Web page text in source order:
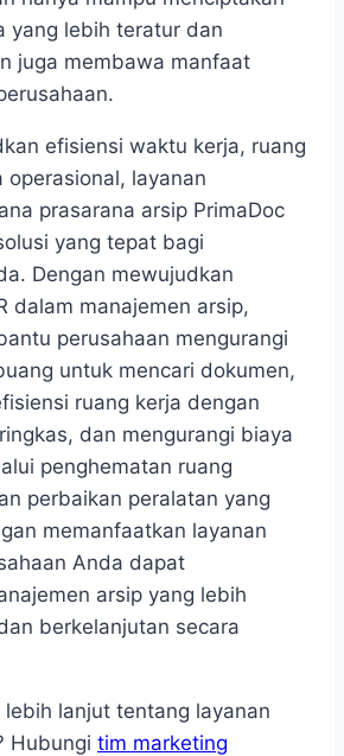
yang lebih teratur dan
juga membawa manfaat
efisiensi waktu kerja, ruang
operasional, layanan
prasarana arsip PrimaDoc
yang tepat bagi
Dengan mewujudkan
dalam manajemen arsip,
perusahaan mengurangi
untuk mencari dokumen,
ruang kerja dengan
dan mengurangi biaya
penghematan ruang
perbaikan peralatan yang
memanfaatkan layanan
Anda dapat
arsip yang lebih
berkelanjutan secara
lanjut tentang layanan
Hubungi tim marketing